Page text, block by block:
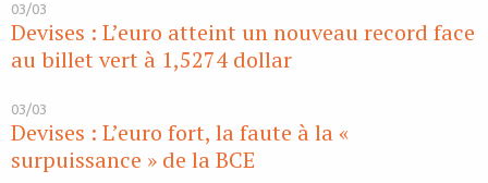
03/03
Devises : L’euro atteint un nouveau record face
au billet vert à 1,5274 dollar
03/03
Devises : L’euro fort, la faute à la «
surpuissance » de la BCE